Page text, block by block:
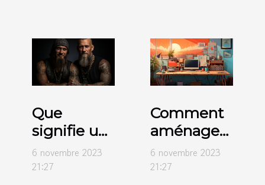
Que
signifie un
tatouage
tête-de-
6 novembre 2023
21:27
Comment
aménager
votre
espace de
6 novembre 2023
21:27